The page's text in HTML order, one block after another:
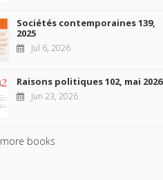
Sociétés contemporaines 139,
2025
Jul 6, 2026
Raisons politiques 102, mai 2026
Jun 23, 2026
more books